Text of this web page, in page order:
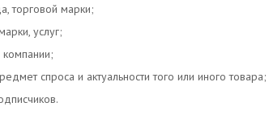
торговой марки;
услуг;
компании;
спроса и актуальности того или иного товара;